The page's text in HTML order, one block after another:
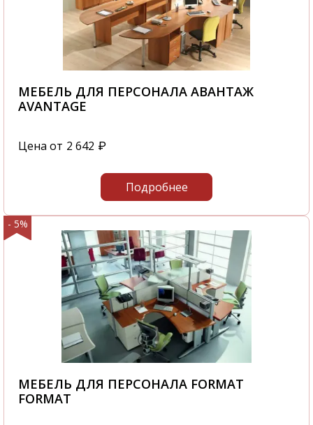
МЕБЕЛЬ ДЛЯ ПЕРСОНАЛА АВАНТАЖ
AVANTAGE
Цена от 2 642 ₽
Подробнее
- 5%
МЕБЕЛЬ ДЛЯ ПЕРСОНАЛА FORMAT
FORMAT